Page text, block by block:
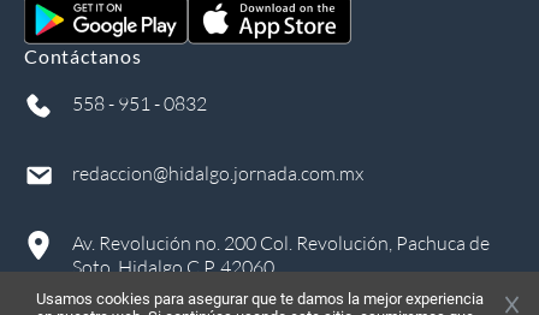
Contáctanos
558 - 951 - 0832
redaccion@hidalgo.jornada.com.mx
Av. Revolución no. 200 Col. Revolución, Pachuca de
Soto, Hidalgo C.P. 42060
Usamos cookies para asegurar que te damos la mejor experiencia